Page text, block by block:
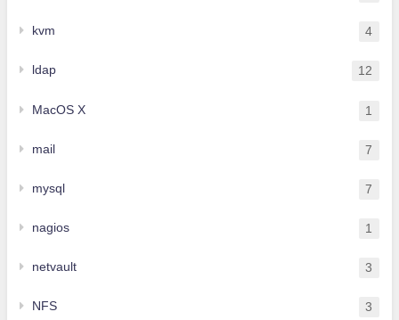
kvm 4
ldap 12
MacOS X 1
mail 7
mysql 7
nagios 1
netvault 3
NFS 3